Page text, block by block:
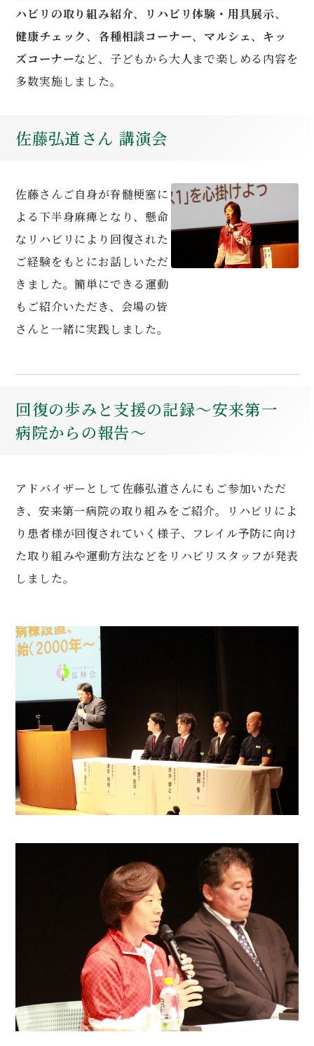
ハビリの取り組み紹介、 リハビリ体験・用具展示、
健康チェック、 各種相談コーナー、 マルシェ、 キッ
ズコーナーなど、子どもから大人まで楽しめる内容を
多数実施しました。
佐藤弘道さん 講演会
佐藤さんご自身が脊髄梗塞に
よる下半身麻痺となり、懸命
なリハビリにより回復された
ご経験をもとにお話しいただ
きました。簡単にできる運動
もご紹介いただき、会場の皆
さんと一緒に実践しました。
回復の歩みと支援の記録～安来第一
病院からの報告～
アドバイザーとして佐藤弘道さんにもご参加いただ
き、安来第一病院の取り組みをご紹介。リハビリによ
り患者様が回復されていく様子、フレイル予防に向け
た取り組みや運動方法などをリハビリスタッフが発表
しました。